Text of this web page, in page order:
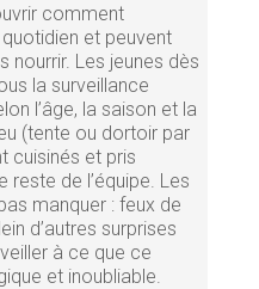
comment
et peuvent
nourrir. Les jeunes dès
la surveillance
l’âge, la saison et la
(tente ou dortoir par
cuisinés et pris
reste de l’équipe. Les
manquer : feux de
d’autres surprises
à ce que ce
et inoubliable.